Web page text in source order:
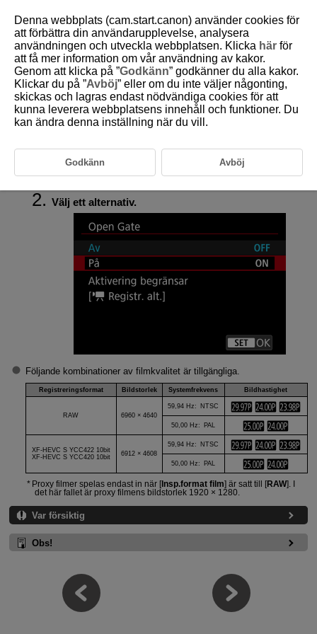
D388-063
Open Gate
Filmer kan spelas in med samma sidförhållande (3:2) som stillbilder med
Välj ett alternativ.
Följande kombinationer av filmkvalitet är tillgängliga.
Registreringsformat Bildstorlek Systemfrekvens Bildhastighet
RAW 6960 × 4640
59,94 Hz: NTSC
50,00 Hz: PAL
XF-HEVC S YCC422 10bit
XF-HEVC S YCC420 10bit
6912 × 4608
59,94 Hz: NTSC
50,00 Hz: PAL
Proxy filmer spelas endast in när [ Insp.format film ] är satt till [ RAW
det här fallet är proxy filmens bildstorlek 1920 × 1280.
Var försiktig
Obs!
Denna webbplats (cam.start.canon) använder cookies för
att förbättra din användarupplevelse, analysera
användningen och utveckla webbplatsen. Klicka här för
att få mer information om vår användning av kakor.
Genom att klicka på ”Godkänn” godkänner du alla kakor.
Klickar du på ”Avböj” eller om du inte väljer någonting,
skickas och lagras endast nödvändiga cookies för att
kunna leverera webbplatsens innehåll och funktioner. Du
kan ändra denna inställning när du vill.
Godkänn Avböj